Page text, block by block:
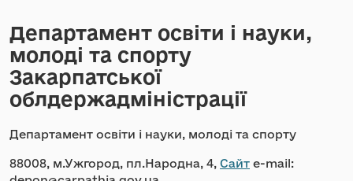
Департамент освіти і науки,
молоді та спорту
Закарпатської
облдержадміністрації
Департамент освіти і науки, молоді та спорту
88008, м.Ужгород, пл.Народна, 4, Сайт e-mail: